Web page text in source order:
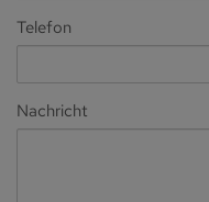
Telefon
Nachricht